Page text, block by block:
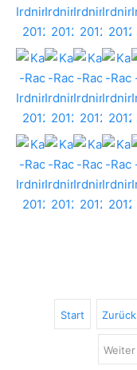
Start Zurück
Weiter